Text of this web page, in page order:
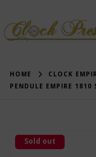
HOME
CLOCK
PENDULE EMPIRE 1810
Sold out